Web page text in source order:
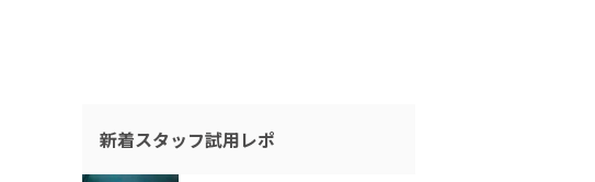
新着スタッフ試用レポ